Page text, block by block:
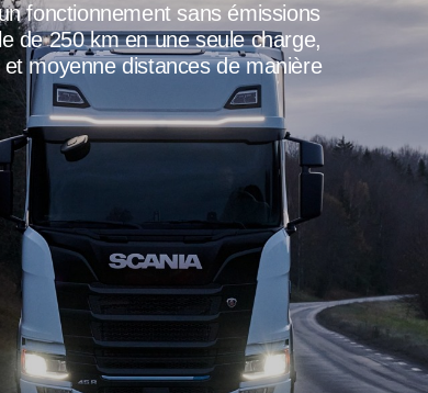
fonctionnement sans émissions
de 250 km en une seule charge,
moyenne distances de manière